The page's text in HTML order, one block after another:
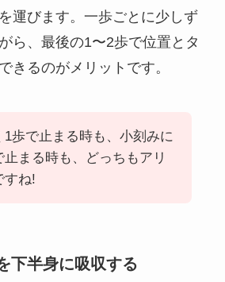
運びます。一歩ごとに少しず
ら、最後の1〜2歩で位置とタ
きるのがメリットです。
1歩で止まる時も、小刻みに
止まる時も、どっちもアリ
すね!
下半身に吸収する